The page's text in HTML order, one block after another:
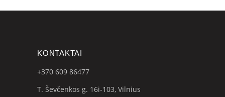
KONTAKTAI
+370 609 86477
T. Ševčenkos g. 16i-103, Vilnius